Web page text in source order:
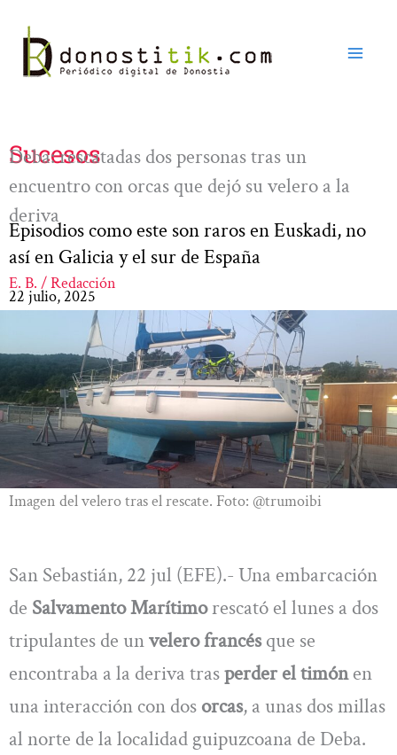
contenido
Sucesos
Deba: rescatadas dos personas tras un
encuentro con orcas que dejó su velero a la
deriva
Episodios como este son raros en Euskadi, no
así en Galicia y el sur de España
E. B. / Redacción
22 julio, 2025
Imagen del velero tras el rescate. Foto: @trumoibi
San Sebastián, 22 jul (EFE).- Una embarcación
de Salvamento Marítimorescató el lunes a dos
tripulantes de unvelero francésque se
encontraba a la deriva trasperder el timónen
una interacción con dos orcas, a unas dos millas
al norte de la localidad guipuzcoana de Deba.